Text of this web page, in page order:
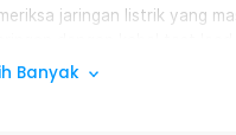
jaringan listrik yang
angka. Anda pun dapat
Banyak